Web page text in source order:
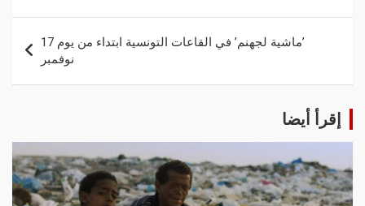
’ماشية لجهنم’ في القاعات التونسية ابتداء من يوم 17
نوفمبر
إقرأ أيضا